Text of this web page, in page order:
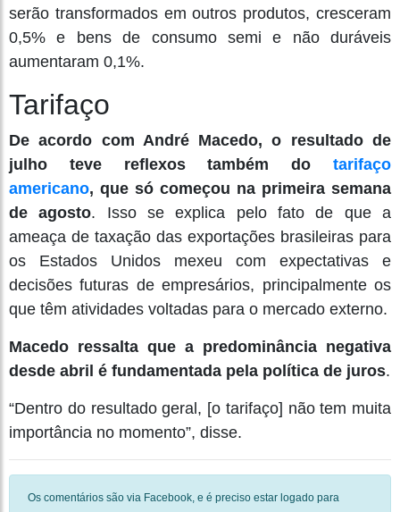
serão transformados em outros produtos, cresceram
0,5% e bens de consumo semi e não duráveis
aumentaram 0,1%.
Tarifaço
De acordo com André Macedo, o resultado de
julho teve reflexos também do tarifaço
americano, que só começou na primeira semana
de agosto. Isso se explica pelo fato de que a
ameaça de taxação das exportações brasileiras para
os Estados Unidos mexeu com expectativas e
decisões futuras de empresários, principalmente os
que têm atividades voltadas para o mercado externo.
Macedo ressalta que a predominância negativa
desde abril é fundamentada pela política de juros.
“Dentro do resultado geral, [o tarifaço] não tem muita
importância no momento”, disse.
Os comentários são via Facebook, e é preciso estar logado para